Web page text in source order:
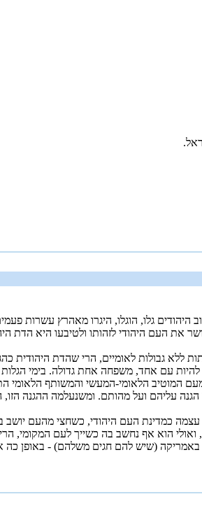
את העם היהודי לזהותו ולטיבעו היא הדת
ללא גבולות לאומיים, הרי שהדת היהודית
עם אחד, משפחה אחת גדולה. בימי
המוטיב הלאומי-המעשי והמשותף
עליהם ועל מהותם. ומשנעלמה ההגנה הזו,
כמדינת העם היהודי, כשחצי מהעם
ואולי הוא אף נחשב בה כשייך לעם המקומי,
באמריקה (שיש להם חגים משלהם) - באופן כה